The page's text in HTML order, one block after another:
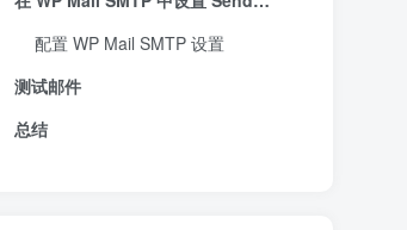
配置 WP Mail SMTP 设置
测试邮件
总结